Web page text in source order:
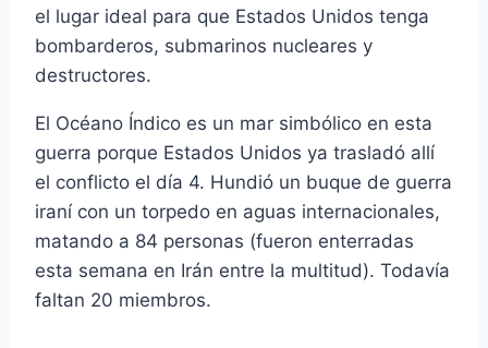
el lugar ideal para que Estados Unidos tenga
bombarderos, submarinos nucleares y
destructores.
El Océano Índico es un mar simbólico en esta
guerra porque Estados Unidos ya trasladó allí
el conflicto el día 4. Hundió un buque de guerra
iraní con un torpedo en aguas internacionales,
matando a 84 personas (fueron enterradas
esta semana en Irán entre la multitud). Todavía
faltan 20 miembros.